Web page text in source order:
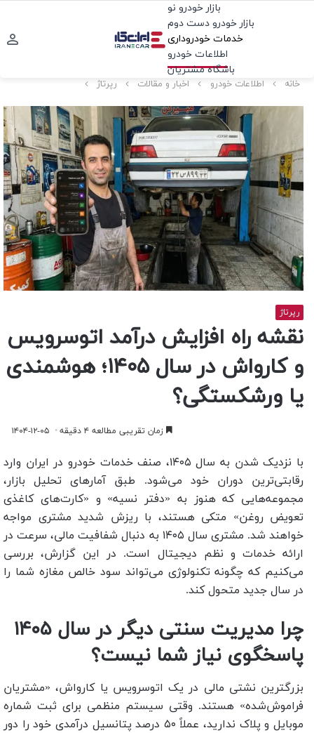
بازار خودرو نو
بازار خودرو دست دوم
خدمات خودروداری
اطلاعات خودرو
باشگاه مشتریان
خانه اطلاعات خودرو اخبار و مقالات رپرتاژ
رپرتاژ
نقشه راه افزایش درآمد اتوسرویس
و کارواش در سال ۱۴۰۵؛ هوشمندی
یا ورشکستگی؟
۱۴۰۴-۱۲-۰۵ زمان تقریبی مطالعه ۴ دقیقه
با نزدیک شدن به سال ۱۴۰۵، صنف خدمات خودرو در ایران وارد
رقابتی‌ترین دوران خود می‌شود. طبق آمارهای تحلیل بازار،
مجموعه‌هایی که هنوز به «دفتر نسیه» و «کارت‌های کاغذی
تعویض روغن» متکی هستند، با ریزش شدید مشتری مواجه
خواهند شد. مشتری سال ۱۴۰۵ به دنبال شفافیت مالی، سرعت در
ارائه خدمات و نظم دیجیتال است. در این گزارش، بررسی
می‌کنیم که چگونه تکنولوژی می‌تواند سود خالص مغازه شما را
در سال جدید متحول کند.
چرا مدیریت سنتی دیگر در سال ۱۴۰۵
پاسخگوی نیاز شما نیست؟
بزرگترین نشتی مالی در یک اتوسرویس یا کارواش، «مشتریان
فراموش‌شده» هستند. وقتی سیستم منظمی برای ثبت شماره
موبایل و پلاک ندارید، عملاً ۵۰ درصد پتانسیل درآمدی خود را دور